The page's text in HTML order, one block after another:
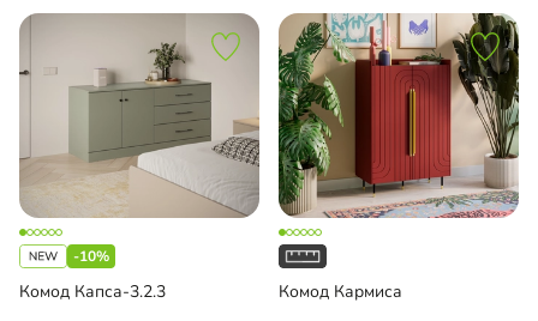
-10%
Комод Капса-3.2.3 Комод Кармиса